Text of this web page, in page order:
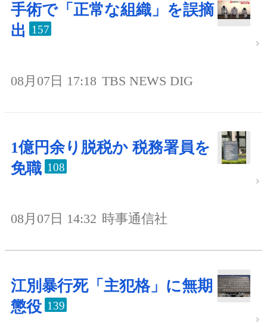
手術で「正常な組織」を誤摘
出
157
08月07日 17:18 TBS NEWS DIG
1億円余り脱税か 税務署員を
免職 108
08月07日 14:32 時事通信社
江別暴行死「主犯格」に無期
懲役 139